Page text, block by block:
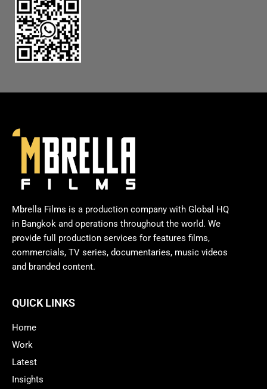
Mbrella Films is a production company with Global HQ
in Bangkok and operations throughout the world. We
provide full production services for features films,
commercials, TV series, documentaries, music videos
and branded content.
QUICK LINKS
Home
Work
Latest
Insights